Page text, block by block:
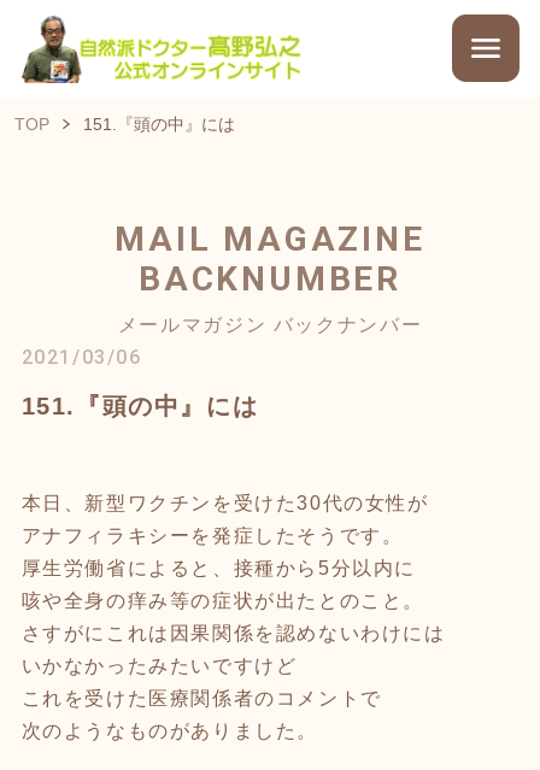
TOP 151.『頭の中』には
MAIL MAGAZINE
BACKNUMBER
メールマガジン バックナンバー
2021/03/06
151.『頭の中』には
本日、新型ワクチンを受けた30代の女性が
アナフィラキシーを発症したそうです。
厚生労働省によると、接種から5分以内に
咳や全身の痒み等の症状が出たとのこと。
さすがにこれは因果関係を認めないわけには
いかなかったみたいですけど
これを受けた医療関係者のコメントで
次のようなものがありました。